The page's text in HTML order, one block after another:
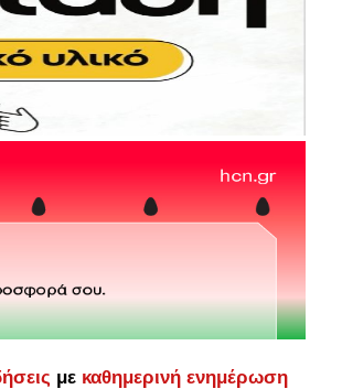
με καθημερινή ενημέρωση